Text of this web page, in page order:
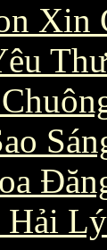
Xin
Hải Lý